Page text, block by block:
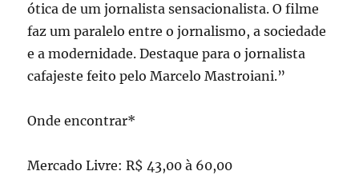
ótica de um jornalista sensacionalista. O filme
faz um paralelo entre o jornalismo, a sociedade
e a modernidade. Destaque para o jornalista
cafajeste feito pelo Marcelo Mastroiani.”
Onde encontrar*
Mercado Livre: R$ 43,00 à 60,00